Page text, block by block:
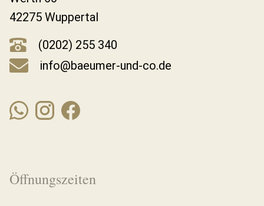
42275 Wuppertal
(0202) 255 340
info@baeumer-und-co.de
Öffnungszeiten